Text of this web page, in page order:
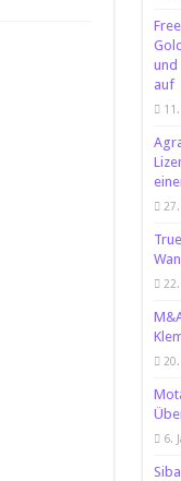
und
auf
6.